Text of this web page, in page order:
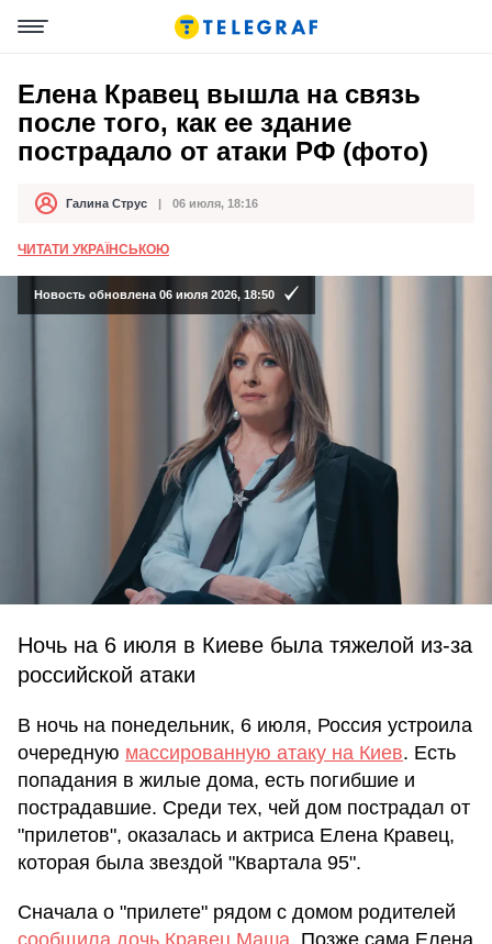
Елена Кравец вышла на связь
после того, как ее здание
пострадало от атаки РФ (фото)
АвторГалина Струс
Дата публикации 06 июля, 18:16
ЧИТАТИ УКРАЇНСЬКОЮ
Новость обновлена 06 июля 2026, 18:50
Ночь на 6 июля в Киеве была тяжелой из-за
российской атаки
В ночь на понедельник, 6 июля, Россия устроила
очередную массированную атаку на Киев. Есть
попадания в жилые дома, есть погибшие и
пострадавшие. Среди тех, чей дом пострадал от
"прилетов", оказалась и актриса Елена Кравец,
которая была звездой "Квартала 95".
Сначала о "прилете" рядом с домом родителей
сообщила дочь Кравец Маша. Позже сама Елена